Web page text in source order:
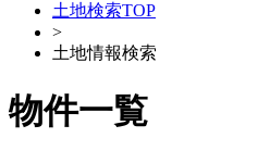
土地検索TOP
>
土地情報検索
物件一覧